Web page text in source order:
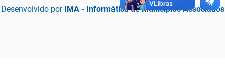
Desenvolvido por IMA - Informática de Municípios Associados